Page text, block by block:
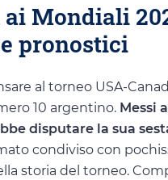
Mondiali
pronostici
al torneo USA-
10 argentino. Messi
disputare la sua
condiviso con
storia del torneo.